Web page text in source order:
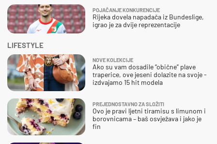
POJAČANJE KONKURENCIJE
Rijeka dovela napadača iz Bundeslige,
igrao je za dvije reprezentacije
LIFESTYLE
NOVE KOLEKCIJE
Ako su vam dosadile “obične” plave
traperice, ove jeseni dolazite na svoje -
izdvajamo 15 hit modela
PREJEDNOSTAVNO ZA SLOŽITI
Ovo je pravi ljetni tiramisu s limunom i
borovnicama – baš osvježava i jako je
fin